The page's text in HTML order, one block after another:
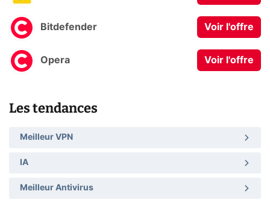
Bitdefender Voir l'offre
Opera Voir l'offre
Les tendances
Meilleur VPN
IA
Meilleur Antivirus